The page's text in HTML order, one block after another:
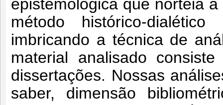
epistemológica que norteia
método histórico-
imbricando a técnica de
material analisado
dissertações. Nossas
saber, dimensão